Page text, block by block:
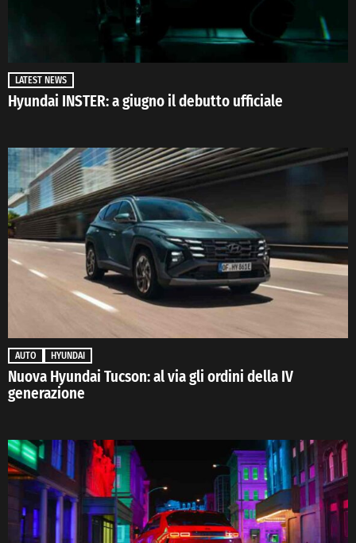
LATEST NEWS
Hyundai INSTER: a giugno il debutto ufficiale
AUTO HYUNDAI
Nuova Hyundai Tucson: al via gli ordini della IV
generazione